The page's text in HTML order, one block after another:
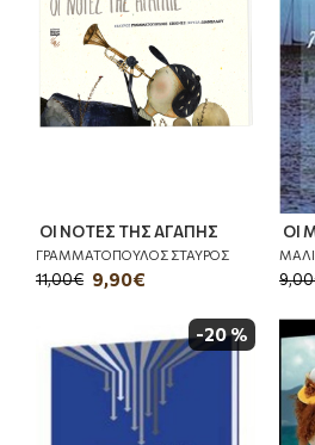
ΟΙ ΝΟΤΕΣ ΤΗΣ ΑΓΑΠΗΣ
ΓΡΑΜΜΑΤΟΠΟΥΛΟΣ ΣΤΑΥΡΟΣ
9,90€
11,00€
ΟΙ
-20 %